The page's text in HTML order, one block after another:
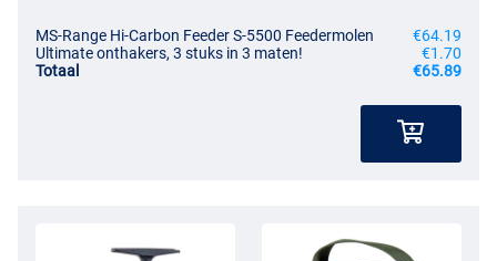
MS-Range Hi-Carbon Feeder S-5500 Feedermolen
€64.19
Ultimate onthakers, 3 stuks in 3 maten!
€1.70
Totaal
€65.89